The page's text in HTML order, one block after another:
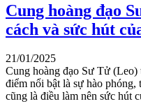
Cung hoàng đạo
cách và sức hút
21/01/2025
Cung hoàng đạo Sư Tử
điểm nổi bật là sự hào
cũng là điều làm nên sức hút